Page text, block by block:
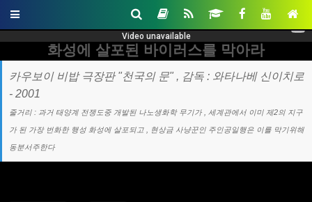
화성에 살포된 바이러스를 막아라
카우보이 비밥 극장판 "천국의 문" , 감독 : 와타나베 신이치로
- 2001
줄거리 : 과거 태양계 전쟁도중 개발된 나노생화학 무기가 , 세계관에서 이미 제2의 지구
가 된 가장 번화한 행성 화성에 살포되고 , 현상금 사냥꾼인 주인공일행은 이를 막기위해
동분서주한다